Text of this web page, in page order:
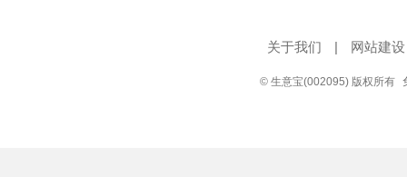
关于我们 | 网站建设
© 生意宝(002095) 版权所有